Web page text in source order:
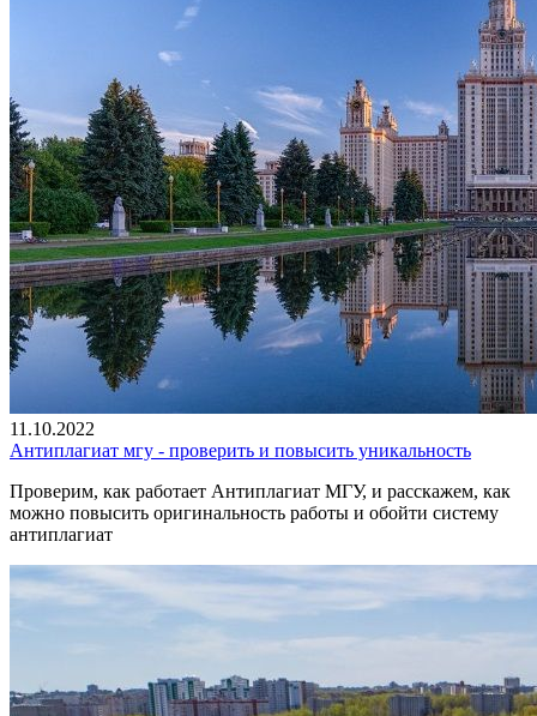
11.10.2022
Антиплагиат мгу - проверить и повысить уникальность
Проверим, как работает Антиплагиат МГУ, и расскажем, как
можно повысить оригинальность работы и обойти систему
антиплагиат